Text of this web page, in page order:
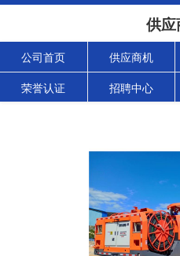
供应
公司首页 供应商机
荣誉认证 招聘中心